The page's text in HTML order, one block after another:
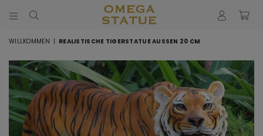
DÉCORATION
WILLKOMMEN | REALISTISCHE TIGERSTATUE AUSSEN 20 CM